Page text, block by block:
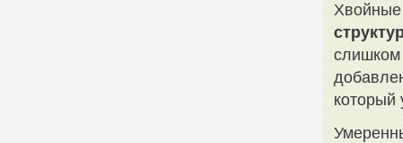
Хвойные
слишком
который